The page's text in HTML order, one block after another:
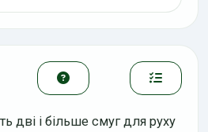
дві і більше смуг для руху